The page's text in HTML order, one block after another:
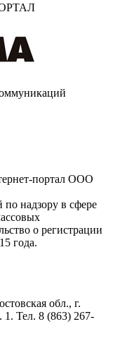
портал ООО
надзору в сфере
о регистрации
года.
обл., г.
1. Тел. 8 (863) 267-